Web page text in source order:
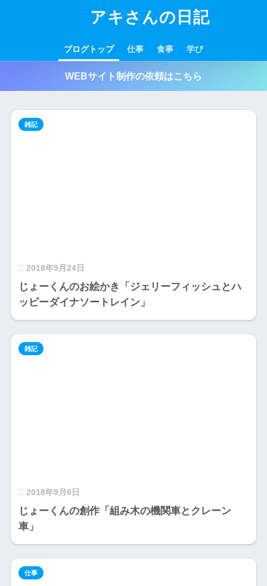
アキさんの日記
ブログトップ 仕事 食事 学び
WEBサイト制作の依頼はこちら
2018年9月24日
じょーくんのお絵かき「ジェリーフィッシュとハ
ッピーダイナソートレイン」
雑記
2018年9月6日
じょーくんの創作「組み木の機関車とクレーン
車」
雑記
仕事